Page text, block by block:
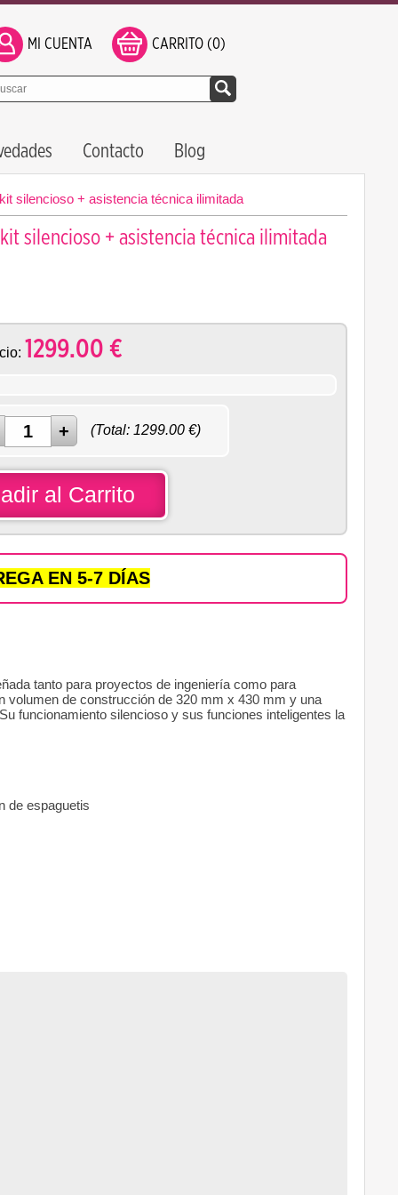
MI CUENTA CARRITO (0)
Contacto Blog
silencioso + asistencia técnica ilimitada
kit silencioso + asistencia técnica ilimitada
1299.00 €
(Total: 1299.00€)
al Carrito
EN 5-7 DÍAS
tanto para proyectos de ingeniería como para
volumen de construcción de 320 mm x 430 mm y una
funcionamiento silencioso y sus funciones inteligentes la
de espaguetis